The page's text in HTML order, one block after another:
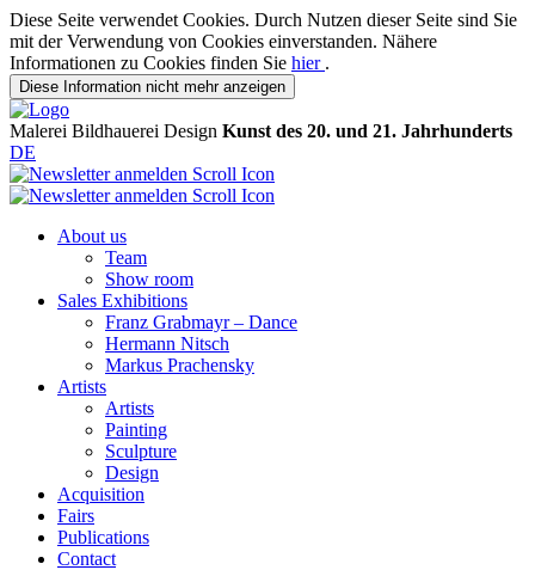
Diese Seite verwendet Cookies. Durch Nutzen dieser Seite sind Sie
mit der Verwendung von Cookies einverstanden. Nähere
Informationen zu Cookies finden Sie hier .
Diese Information nicht mehr anzeigen
Malerei Bildhauerei Design Kunst des 20. und 21. Jahrhunderts
DE
About us
Team
Show room
Sales Exhibitions
Franz Grabmayr – Dance
Hermann Nitsch
Markus Prachensky
Artists
Artists
Painting
Sculpture
Design
Acquisition
Fairs
Publications
Contact